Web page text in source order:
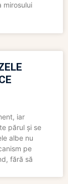
mirosului
iar
părul și se
albe nu
pe
fără să